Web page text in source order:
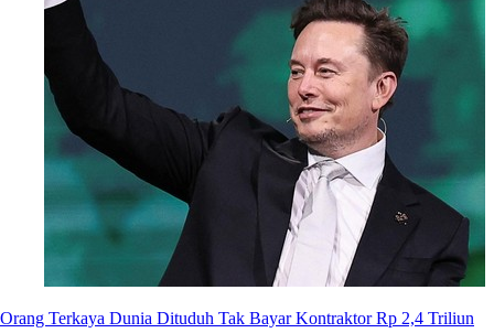
Orang Terkaya Dunia Dituduh Tak Bayar Kontraktor Rp 2,4 Triliun